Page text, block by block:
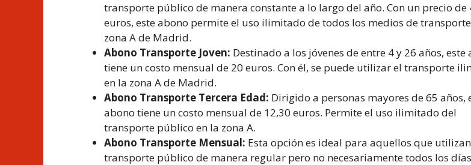
transporte público de manera constante a lo largo del año. Con un precio de
euros, este abono permite el uso ilimitado de todos los medios de
zona A de Madrid.
Abono Transporte Joven: Destinado a los jóvenes de entre 4 y 26 años, este
tiene un costo mensual de 20 euros. Con él, se puede utilizar el transporte
en la zona A de Madrid.
Abono Transporte Tercera Edad: Dirigido a personas mayores de 65 años,
abono tiene un costo mensual de 12,30 euros. Permite el uso ilimitado del
transporte público en la zona A.
Abono Transporte Mensual: Esta opción es ideal para aquellos que
transporte público de manera regular pero no necesariamente todos los